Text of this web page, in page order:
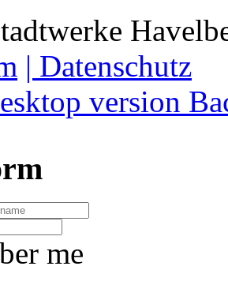
| Datenschutz
version
me